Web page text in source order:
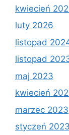
kwiecień
luty 2026
listopad
listopad
maj 2023
kwiecień
marzec 2023
styczeń 2023